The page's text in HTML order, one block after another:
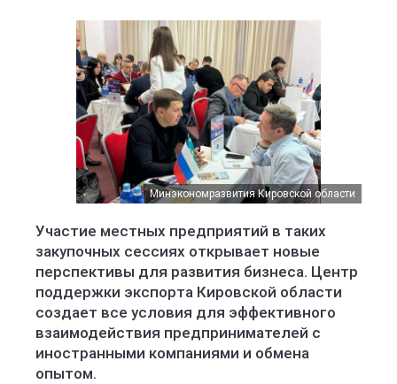
Минэкономразвития Кировской области
Участие местных предприятий в таких
закупочных сессиях открывает новые
перспективы для развития бизнеса. Центр
поддержки экспорта Кировской области
создает все условия для эффективного
взаимодействия предпринимателей с
иностранными компаниями и обмена
опытом.